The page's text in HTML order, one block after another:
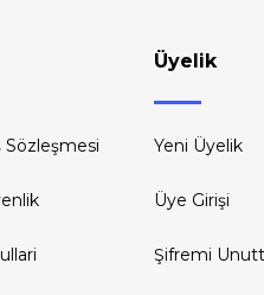
Sözleşmesi
Üyelik
Yeni Üyelik
Üye Girişi
Şifremi